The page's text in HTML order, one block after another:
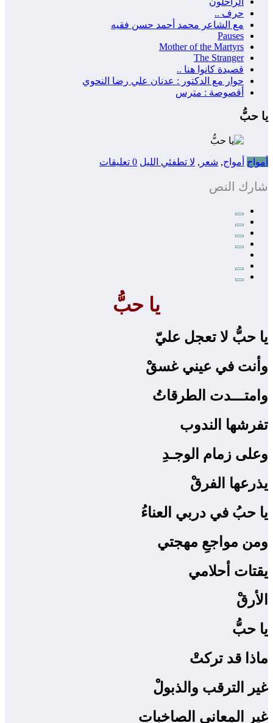
حرف ..
مع الشاعر محمد أحمد حسن فقيه
Pauses
Mother of the Martyrs
The Stranger
قصيدة كانوا هنا ..
حوار مع الدكتور : عدنان علي رضا النحوي
أقصوصة : مترس
يا حبُّ
أمواج أمواج, شعر , لا تطفئي الليل 0 تعليقات
شارك النص
يا حبُّ
يا حبُّ لا تعجل عليّ
وأنت في عيني غسقْ
وامتـــدت الطرقاتُ
تفرشها الندوب
وعلى زمام الوجـدِ
يذرعها الفرقْ
يا حبُ في دربي العناءُ
ومن مواجعِ مهجتي
يقتات أحلامي
الأرقْ
يا حبُّ
ماذا قد تركتْ
غير الترقب والذبولْ
غير المعاني الصاخباتِ